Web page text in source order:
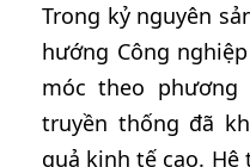
Trong kỷ nguyên
hướng Công
móc theo
truyền thống đã
quả kinh tế cao. Hệ